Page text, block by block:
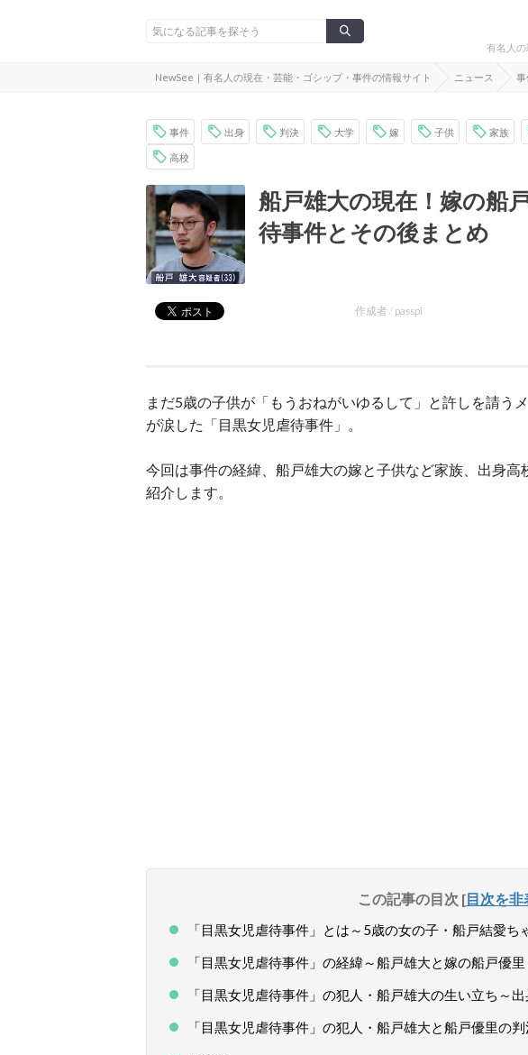
有名人
NewSee｜有名人の現在・芸能・ゴシップ・事件の情報サイト ニュース 事
事件 出身 判決 大学 嫁 子供 家族
高校
船戸雄大の現在！嫁の船
待事件とその後まとめ
作成者 / passpi
まだ5歳の子供が「もうおねがいゆるして」と許しを請う
が涙した「目黒女児虐待事件」。
今回は事件の経緯、船戸雄大の嫁と子供など家族、出身
紹介します。
この記事の目次 [目次を非
「目黒女児虐待事件」とは～5歳の女の子・船戸結愛ち
「目黒女児虐待事件」の経緯～船戸雄大と嫁の船戸優
「目黒女児虐待事件」の犯人・船戸雄大の生い立ち～
「目黒女児虐待事件」の犯人・船戸雄大と船戸優里の